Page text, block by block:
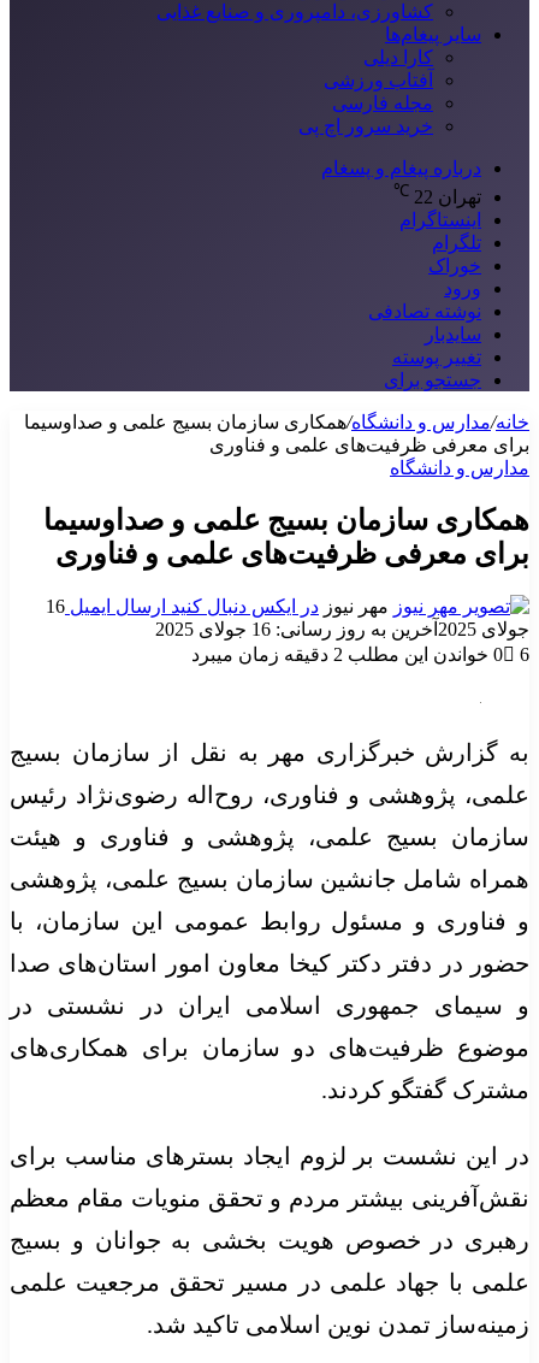
کشاورزی، دامپروری و صنایع غذایی
سایر پیغام‌ها
کارا دیلی
آفتاب ورزشی
مجله فارسی
خرید سرور اچ پی
درباره پیغام و پسغام
تهران 22
℃
اینستاگرام
تلگرام
خوراک
ورود
نوشته تصادفی
سایدبار
تغییر پوسته
جستجو برای
خانه/مدارس و دانشگاه/همکاری سازمان بسیج علمی و صداوسیما
برای معرفی ظرفیت‌های علمی و فناوری
مدارس و دانشگاه
همکاری سازمان بسیج علمی و صداوسیما
برای معرفی ظرفیت‌های علمی و فناوری
مهر نیوز در ایکس دنبال کنید ارسال ایمیل 16
جولای 2025
آخرین به روز رسانی: 16 جولای 2025
0
6 خواندن این مطلب 2 دقیقه زمان میبرد
به گزارش خبرگزاری مهر به نقل از سازمان بسیج
علمی، پژوهشی و فناوری، روح‌اله رضوی‌نژاد رئیس
سازمان بسیج علمی، پژوهشی و فناوری و هیئت
همراه شامل جانشین سازمان بسیج علمی، پژوهشی
و فناوری و مسئول روابط عمومی این سازمان، با
حضور در دفتر دکتر کیخا معاون امور استان‌های صدا
و سیمای جمهوری اسلامی ایران در نشستی در
موضوع ظرفیت‌های دو سازمان برای همکاری‌های
مشترک گفتگو کردند.
در این نشست بر لزوم ایجاد بسترهای مناسب برای
نقش‌آفرینی بیشتر مردم و تحقق منویات مقام معظم
رهبری در خصوص هویت بخشی به جوانان و بسیج
علمی با جهاد علمی در مسیر تحقق مرجعیت علمی
زمینه‌ساز تمدن نوین اسلامی تاکید شد.